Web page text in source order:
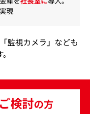
現
監視カメラ」なども
検討の方